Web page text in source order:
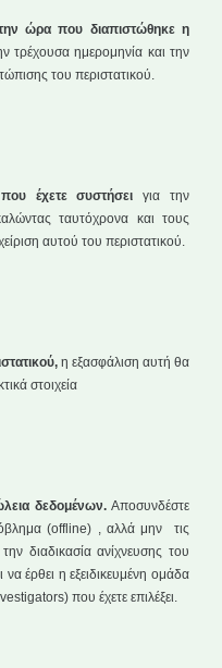
ώρα που διαπιστώθηκε η
τρέχουσα ημερομηνία και την
του περιστατικού.
έχετε συστήσει για την
ταυτόχρονα και τους
αυτού του περιστατικού.
η εξασφάλιση αυτή θα
στοιχεία
δεδομένων.Αποσυνδέστε
(offline) , αλλά μην τις
διαδικασία ανίχνευσης του
έρθει η εξειδικευμένη ομάδα
που έχετε επιλέξει.